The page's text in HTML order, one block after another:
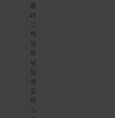
올
바
르
지
않
은
상
품
권
을
지
속